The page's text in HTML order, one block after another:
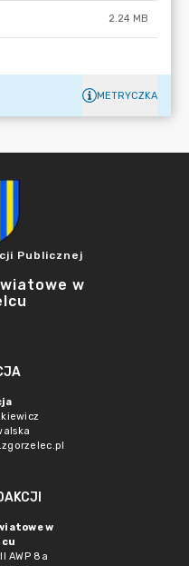
2.24 MB
METRYCZKA
Publicznej
w
w
AWP 8a